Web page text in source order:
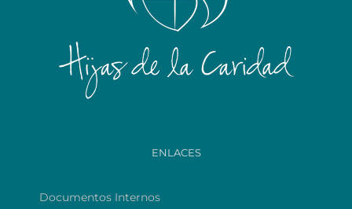
ENLACES
Documentos Internos